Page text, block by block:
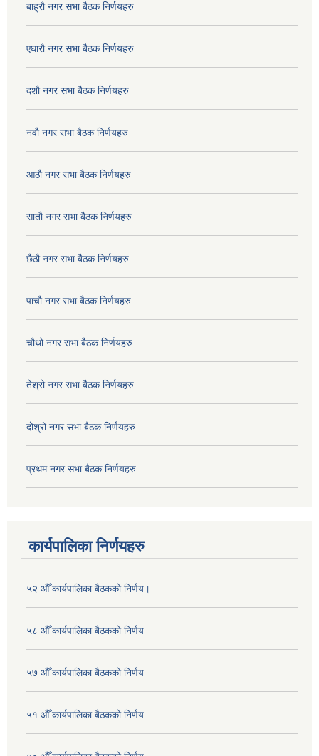
बाह्रौ नगर सभा बैठक निर्णयहरु
एघारौ नगर सभा बैठक निर्णयहरु
दशौ नगर सभा बैठक निर्णयहरु
नवौ नगर सभा बैठक निर्णयहरु
आठौ नगर सभा बैठक निर्णयहरु
सातौ नगर सभा बैठक निर्णयहरु
छैठौ नगर सभा बैठक निर्णयहरु
पाचौ नगर सभा बैठक निर्णयहरु
चौथो नगर सभा बैठक निर्णयहरु
तेश्रो नगर सभा बैठक निर्णयहरु
दोश्रो नगर सभा बैठक निर्णयहरु
प्रथम नगर सभा बैठक निर्णयहरु
कार्यपालिका निर्णयहरु
५२ औँ कार्यपालिका बैठकको निर्णय।
५८ औँ कार्यपालिका बैठकको निर्णय
५७ औँ कार्यपालिका बैठकको निर्णय
५१ औँ कार्यपालिका बैठकको निर्णय